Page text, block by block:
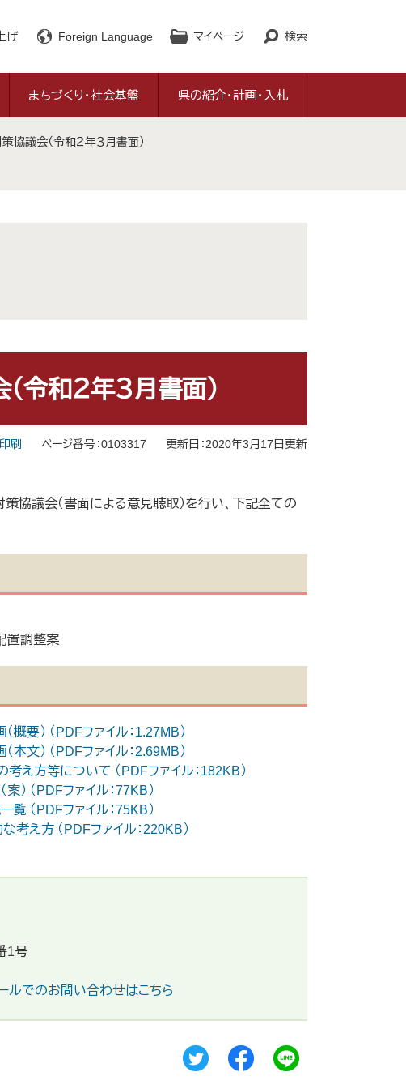
げ Foreign Language マイページ 検索
まちづくり・社会基盤 県の紹介・計画・入札
協議会（令和２年３月書面）
令和２年３月書面）
刷 ページ番号：0103317 更新日：2020年3月17日更新
策協議会（書面による意見聴取）を行い、下記全ての
置調整案
概要） （PDFファイル：1.27MB）
本文） （PDFファイル：2.69MB）
え方等について （PDFファイル：182KB）
） （PDFファイル：77KB）
覧 （PDFファイル：75KB）
考え方 （PDFファイル：220KB）
1号
ルでのお問い合わせはこちら